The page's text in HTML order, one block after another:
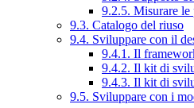
9.2.5. Misurare le
9.3. Catalogo del riuso
9.4. Sviluppare con il
9.4.1. Il
9.4.2. Il kit di
9.4.3. Il kit di
9.5. Sviluppare con i